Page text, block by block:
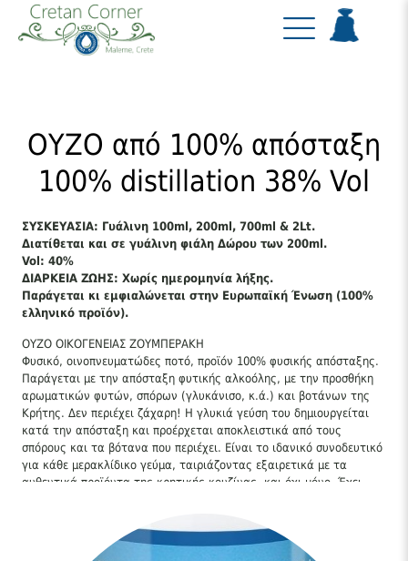
OΥZO από 100% απόσταξη
100% distillation 38% Vol
ΣΥΣΚΕΥΑΣΙΑ: Γυάλινη 100ml, 200ml, 700ml & 2Lt.
Διατίθεται και σε γυάλινη φιάλη Δώρου των 200ml.
Vol: 40%
ΔΙΑΡΚΕΙΑ ΖΩΗΣ: Χωρίς ημερομηνία λήξης.
Παράγεται κι εμφιαλώνεται στην Ευρωπαϊκή Ένωση (100%
ελληνικό προϊόν).
ΟΥΖΟ ΟΙΚΟΓΕΝΕΙΑΣ ΖΟΥΜΠΕΡΑΚΗ
Φυσικό, οινοπνευματώδες ποτό, προϊόν 100% φυσικής απόσταξης.
Παράγεται με την απόσταξη φυτικής αλκοόλης, με την προσθήκη
αρωματικών φυτών, σπόρων (γλυκάνισο, κ.ά.) και βοτάνων της
Κρήτης. Δεν περιέχει ζάχαρη! Η γλυκιά γεύση του δημιουργείται
κατά την απόσταξη και προέρχεται αποκλειστικά από τους
σπόρους και τα βότανα που περιέχει. Είναι το ιδανικό συνοδευτικό
για κάθε μερακλίδικο γεύμα, ταιριάζοντας εξαιρετικά με τα
αυθεντικά προϊόντα της κρητικής κουζίνας, και όχι μόνο. Έχει
Ζουμπεράκη είναι ο καλύτερος πρεσβευτής της αυθεντικής
κρητικής παράδοσης σε όλες τις χώρες του εξωτερικού όπου